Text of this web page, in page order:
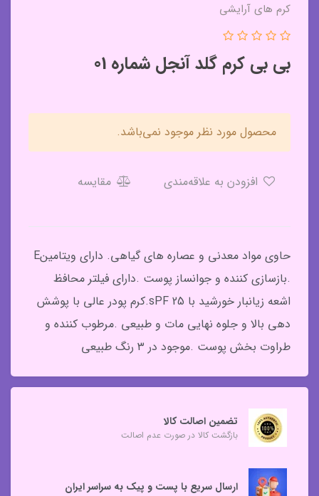
کرم های آرایشی
بی بی کرم گلد آنجل شماره 01
محصول مورد نظر موجود نمی‌باشد.
مقایسه
حاوی مواد معدنی و عصاره های گیاهی. دارای ویتامینE
.بازسازی کننده و جوانساز پوست .دارای فیلتر محافظ
اشعه زیانبار خورشید با sPF 25.کرم پودر عالی با پوشش
دهی بالا و جلوه نهایی مات و طبیعی .مرطوب کننده و
طراوت بخش پوست .موجود در ۳ رنگ طبیعی
تضمین اصالت کالا
بازگشت کالا در صورت عدم اصالت
ارسال سریع با پست و پیک به سراسر ایران